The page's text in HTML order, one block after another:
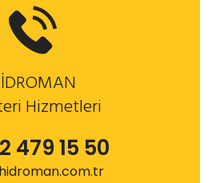
Hizmetleri
479 15 50